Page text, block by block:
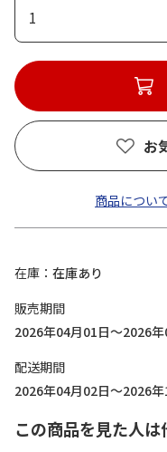
1
お
商品につい
在庫
在庫あり
販売期間
2026年04月01日～2026
配送期間
2026年04月02日～2026
この商品を見た人